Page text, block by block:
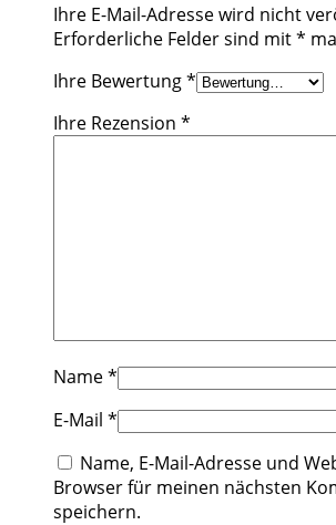
Ihre E-Mail-Adresse wird nicht
Erforderliche Felder sind mit*
Ihre Bewertung*
Ihre Rezension *
Name*
E-Mail *
Name, E-Mail-Adresse und
Browser für meinen nächsten
speichern.